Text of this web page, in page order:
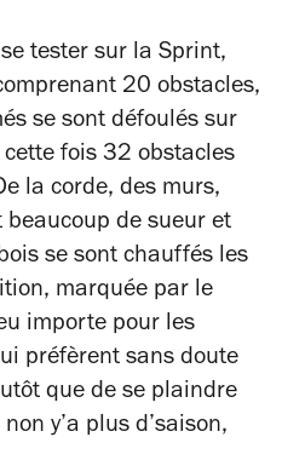
tester sur la Sprint,
20 obstacles,
se sont défoulés sur
fois 32 obstacles
la corde, des murs,
de sueur et
se sont chauffés les
marquée par le
importe pour les
préfèrent sans doute
que de se plaindre
y’a plus d’saison,